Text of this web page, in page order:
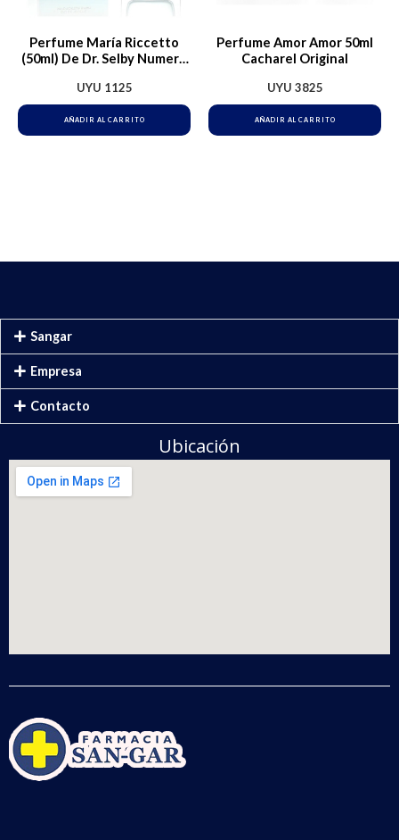
Perfume María Riccetto
(50ml) De Dr. Selby Numero
UYU 1125
AÑADIR AL CARRITO
Perfume Amor Amor 50ml
Cacharel Original
UYU 3825
AÑADIR AL CARRITO
Sangar
Empresa
Contacto
Ubicación